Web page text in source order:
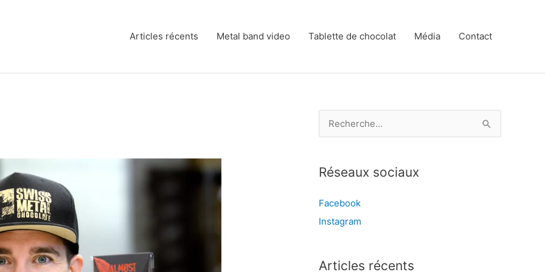
Articles récents Metal band video Tablette de chocolat Média Contact
e
h
r
c
e
Réseaux sociaux
Facebook
Instagram
Articles récents